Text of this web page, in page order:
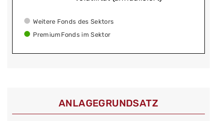
Weitere Fonds des Sektors
PremiumFonds im Sektor
ANLAGEGRUNDSATZ